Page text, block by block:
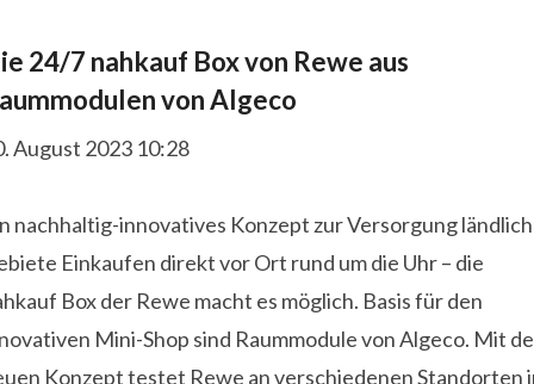
24/7 nahkauf Box von Rewe aus
von Algeco
August 2023 10:28
nachhaltig-innovatives Konzept zur Versorgung
Einkaufen direkt vor Ort rund um die Uhr – die
Box der Rewe macht es möglich. Basis für den
Mini-Shop sind Raummodule von Algeco. Mit
Konzept testet Rewe an verschiedenen Standorten